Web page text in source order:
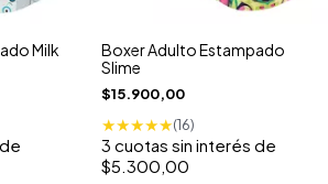
Milk
Boxer Adulto Estampado
Slime
$15.900,00
★★★★★(16)
3 cuotas sin interés de
$5.300,00